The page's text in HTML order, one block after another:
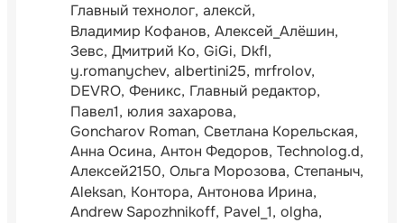
Главный технолог алексй
Владимир Кофанов Алексей_Алёшин
Зевс Дмитрий Ко GiGi Dkfl
y.romanychev albertini25 mrfrolov
DEVRO Феникс Главный редактор
Павел1 юлия захарова
Goncharov Roman Светлана Корельская
Анна Осина Антон Федоров Technolog.d
Алексей2150 Ольга Морозова Степаныч
Aleksan Контора Антонова Ирина
Andrew Sapozhnikoff Pavel_1 olgha